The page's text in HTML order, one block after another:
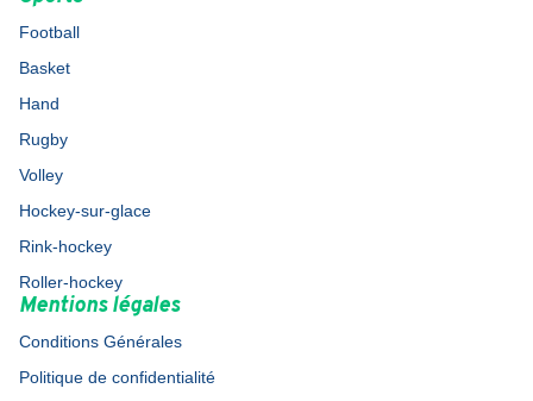
Football
Basket
Hand
Rugby
Volley
Hockey-sur-glace
Rink-hockey
Roller-hockey
Mentions légales
Conditions Générales
Politique de confidentialité